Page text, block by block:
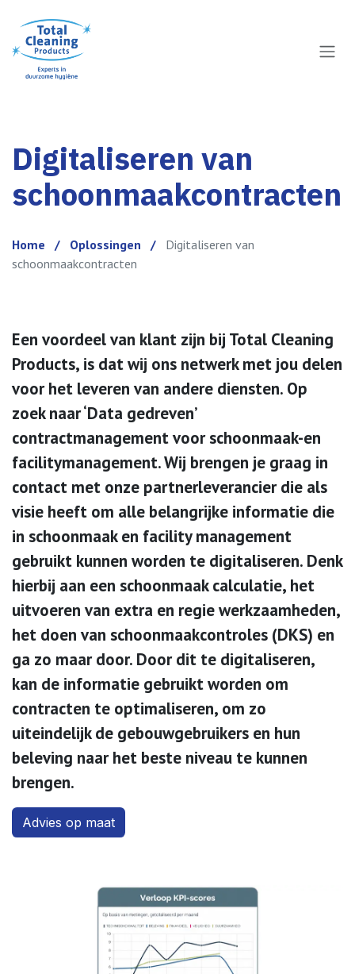
Digitaliseren van
schoonmaakcontracten
Home / Oplossingen / ​Digitaliseren van
schoonmaakcontracten
Een voordeel van klant zijn bij Total Cleaning
Products, is dat wij ons netwerk met jou delen
voor het leveren van andere diensten. Op
zoek naar ‘Data gedreven’
contractmanagement voor schoonmaak-en
facilitymanagement. Wij brengen je graag in
contact met onze partnerleverancier die als
visie heeft om alle belangrijke informatie die
in schoonmaak en facility management
gebruikt kunnen worden te digitaliseren. Denk
hierbij aan een schoonmaak calculatie, het
uitvoeren van extra en regie werkzaamheden,
het doen van schoonmaakcontroles (DKS) en
ga zo maar door. Door dit te digitaliseren,
kan de informatie gebruikt worden om
contracten te optimaliseren, om zo
uiteindelijk de gebouwgebruikers en hun
beleving naar het beste niveau te kunnen
brengen.
Advies op maa​​t